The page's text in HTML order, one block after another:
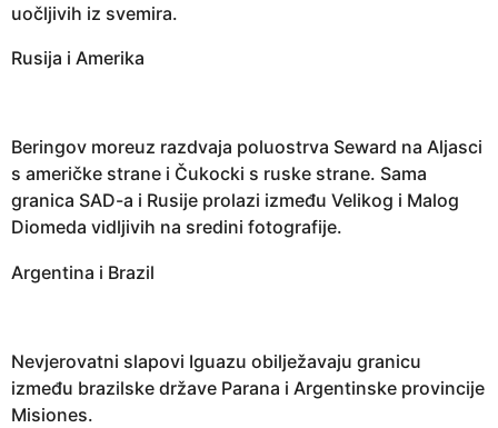
uočljivih iz svemira.
Rusija i Amerika
Beringov moreuz razdvaja poluostrva Seward na Aljasci
s američke strane i Čukocki s ruske strane. Sama
granica SAD-a i Rusije prolazi između Velikog i Malog
Diomeda vidljivih na sredini fotografije.
Argentina i Brazil
Nevjerovatni slapovi Iguazu obilježavaju granicu
između brazilske države Parana i Argentinske provincije
Misiones.